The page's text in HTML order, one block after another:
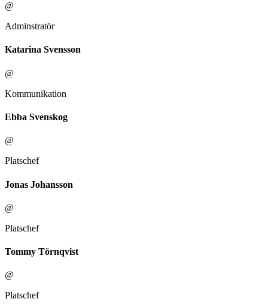
@
Adminstratör
Katarina Svensson
@
Kommunikation
Ebba Svenskog
@
Platschef
Jonas Johansson
@
Platschef
Tommy Törnqvist
@
Platschef